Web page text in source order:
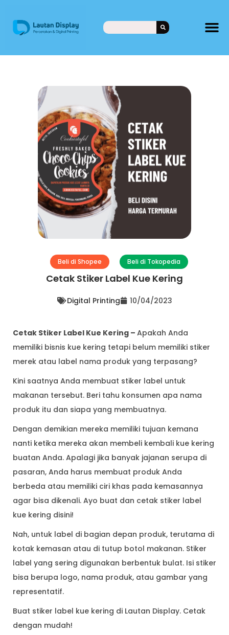
Beli di Shopee Beli di Tokopedia
Cetak Stiker Label Kue Kering
Digital Printing 10/04/2023
Cetak Stiker Label Kue Kering – Apakah Anda
memiliki bisnis kue kering tetapi belum memiliki stiker
merek atau label nama produk yang terpasang?
Kini saatnya Anda membuat stiker label untuk
makanan tersebut. Beri tahu konsumen apa nama
produk itu dan siapa yang membuatnya.
Dengan demikian mereka memiliki tujuan kemana
nanti ketika mereka akan membeli kembali kue kering
buatan Anda. Apalagi jika banyak jajanan serupa di
pasaran, Anda harus membuat produk Anda
berbeda atau memiliki ciri khas pada kemasannya
agar bisa dikenali. Ayo buat dan cetak stiker label
kue kering disini!
Nah, untuk label di bagian depan produk, terutama di
kotak kemasan atau di tutup botol makanan. Stiker
label yang sering digunakan berbentuk bulat. Isi stiker
bisa berupa logo, nama produk, atau gambar yang
representatif.
Buat stiker label kue kering di Lautan Display. Cetak
dengan mudah!